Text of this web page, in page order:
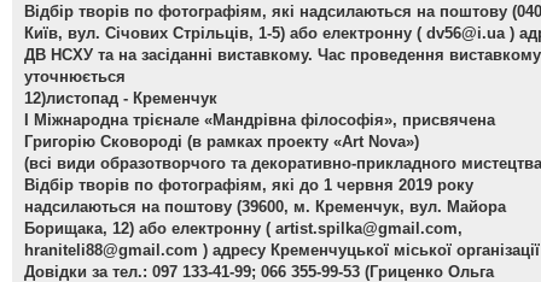
Відбір творів по фотографіям, які надсилаються на поштову
Київ, вул. Січових Стрільців, 1-5) або електронну ( dv56@i.ua )
ДВ НСХУ та на засіданні виставкому. Час проведення виставкому
уточнюється
12)листопад - Кременчук
І Міжнародна трієнале «Мандрівна філософія», присвячена
Григорію Сковороді (в рамках проекту «Art Nova»)
(всі види образотворчого та декоративно-прикладного
Відбір творів по фотографіям, які до 1 червня 2019 року
надсилаються на поштову (39600, м. Кременчук, вул. Майора
Борищака, 12) або електронну ( artist.spilka@gmail.com,
hraniteli88@gmail.com ) адресу Кременчуцької міської
Довідки за тел.: 097 133-41-99; 066 355-99-53 (Гриценко Ольга